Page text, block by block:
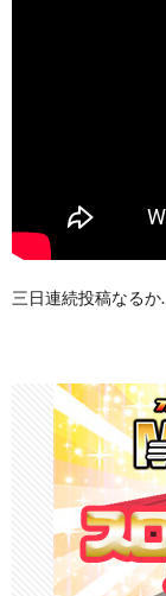
三日連続投稿なる